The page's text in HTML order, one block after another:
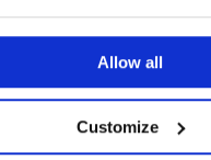
Allow all
Customize